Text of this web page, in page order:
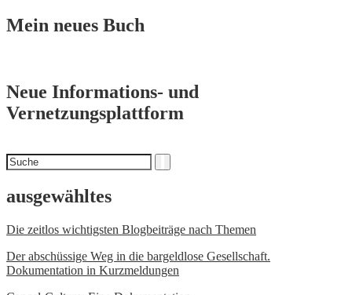
Mein neues Buch
Neue Informations- und
Vernetzungsplattform
Suchen
nach
ausgewähltes
Die zeitlos wichtigsten Blogbeiträge nach Themen
Der abschüssige Weg in die bargeldlose Gesellschaft.
Dokumentation in Kurzmeldungen